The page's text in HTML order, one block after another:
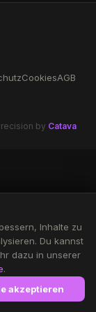
CookiesAGB
by Catava
Inhalte zu
Du kannst
dazu in unserer
.
akzeptieren